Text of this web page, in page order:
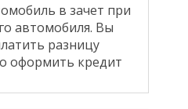
в зачет при
автомобиля. Вы
разницу
оформить кредит